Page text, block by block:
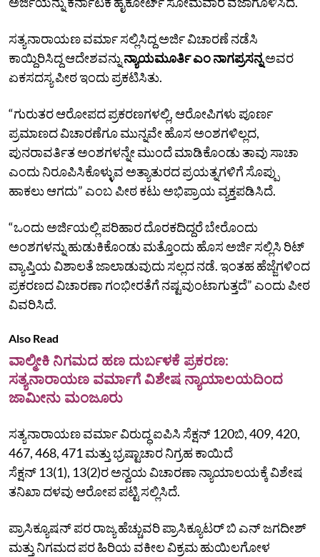
ಸತ್ಯನಾರಾಯಣ ವರ್ಮಾ ಸಲ್ಲಿಸಿದ್ದ ಅರ್ಜಿ ವಿಚಾರಣೆ ನಡೆಸಿ
ಕಾಯ್ದಿರಿಸಿದ್ದ ಆದೇಶವನ್ನುನ್ಯಾಯಮೂರ್ತಿ ಎಂ ನಾಗಪ್ರಸನ್ನಅವರ
ಏಕಸದಸ್ಯ ಪೀಠ ಇಂದು ಪ್ರಕಟಿಸಿತು.
“ಗುರುತರ ಆರೋಪದ ಪ್ರಕರಣಗಳಲ್ಲಿ, ಆರೋಪಿಗಳು ಪೂರ್ಣ
ಪ್ರಮಾಣದ ವಿಚಾರಣೆಗೂ ಮುನ್ನವೇ ಹೊಸ ಅಂಶಗಳಿಲ್ಲದ,
ಪುನರಾವರ್ತಿತ ಅಂಶಗಳನ್ನೇ ಮುಂದೆ ಮಾಡಿಕೊಂಡು ತಾವು ಸಾಚಾ
ಎಂದು ನಿರೂಪಿಸಿಕೊಳ್ಳುವ ಅತ್ಯಾತುರದ ಪ್ರಯತ್ನಗಳಿಗೆ ಸೊಪ್ಪು
ಹಾಕಲು ಆಗದು” ಎಂಬ ಪೀಠ ಕಟು ಅಭಿಪ್ರಾಯ ವ್ಯಕ್ತಪಡಿಸಿದೆ.
“ಒಂದು ಅರ್ಜಿಯಲ್ಲಿ ಪರಿಹಾರ ದೊರಕದಿದ್ದರೆ ಬೇರೊಂದು
ಅಂಶಗಳನ್ನು ಹುಡುಕಿಕೊಂಡು ಮತ್ತೊಂದು ಹೊಸ ಅರ್ಜಿ ಸಲ್ಲಿಸಿ ರಿಟ್‌
ವ್ಯಾಪ್ತಿಯ ವಿಶಾಲತೆ ಜಾಲಾಡುವುದು ಸಲ್ಲದ ನಡೆ. ಇಂತಹ ಹೆಜ್ಜೆಗಳಿಂದ
ಪ್ರಕರಣದ ವಿಚಾರಣಾ ಗಂಭೀರತೆಗೆ ನಷ್ಟವುಂಟಾಗುತ್ತದೆ” ಎಂದು ಪೀಠ
ವಿವರಿಸಿದೆ.
Also Read
ವಾಲ್ಮೀಕಿ ನಿಗಮದ ಹಣ ದುರ್ಬಳಕೆ ಪ್ರಕರಣ:
ಸತ್ಯನಾರಾಯಣ ವರ್ಮಾಗೆ ವಿಶೇಷ ನ್ಯಾಯಾಲಯದಿಂದ
ಜಾಮೀನು ಮಂಜೂರು
ಸತ್ಯನಾರಾಯಣ ವರ್ಮಾ ವಿರುದ್ಧ ಐಪಿಸಿ ಸೆಕ್ಷನ್‌ 120ಬಿ, 409, 420,
467, 468, 471 ಮತ್ತು ಭ್ರಷ್ಟಾಚಾರ ನಿಗ್ರಹ ಕಾಯಿದೆ
ಸೆಕ್ಷನ್‌ 13(1), 13(2)ರ ಅನ್ವಯ ವಿಚಾರಣಾ ನ್ಯಾಯಾಲಯಕ್ಕೆ ವಿಶೇಷ
ತನಿಖಾ ದಳವು ಆರೋಪ ಪಟ್ಟಿ ಸಲ್ಲಿಸಿದೆ.
ಪ್ರಾಸಿಕ್ಯೂಷನ್‌ ಪರ ರಾಜ್ಯ ಹೆಚ್ಚುವರಿ ಪ್ರಾಸಿಕ್ಯೂಟರ್‌ ಬಿ ಎನ್‌ ಜಗದೀಶ್‌
ಮತ್ತು ನಿಗಮದ ಪರ ಹಿರಿಯ ವಕೀಲ ವಿಕ್ರಮ ಹುಯಿಲಗೋಳ